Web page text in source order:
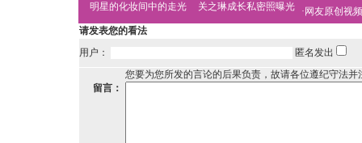
明星的化妆间中的走光 关之琳成长私密照曝光
· 网友原创视
请发表您的看法
用户：
匿名发出
您要为您所发的言论的后果负责，故请各位遵纪守法并
留言：